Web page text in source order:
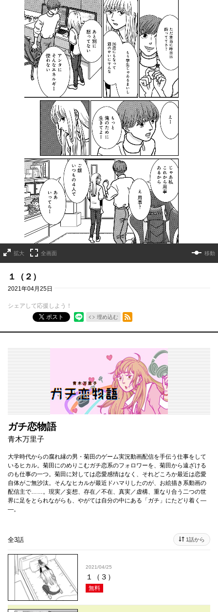
拡大 全画面 移動
１（２）
2021年04月25日
シェアして応援しよう！
ポスト
埋め込む
RSSフィード
ガチ恋物語
青木万里子
大学時代からの腐れ縁の男・菊田のゲーム実況動画配信を手伝う仕事をして
いるヒカル。菊田にのめりこむガチ恋系のフォロワーを、菊田から遠ざける
のも仕事の一つ。菊田に対しては恋愛感情はなく、それどころか最近は恋愛
自体がご無沙汰。そんなヒカルが最近ドハマりしたのが、お絵描き系動画の
配信主で……。現実／妄想、存在／不在、真実／虚構、重なり合う二つの世
界に足をとられながらも、やがては自分の中にある「ガチ」にたどり着く―
―。
全3話 1話から
2021/04/25
１（３）
無料